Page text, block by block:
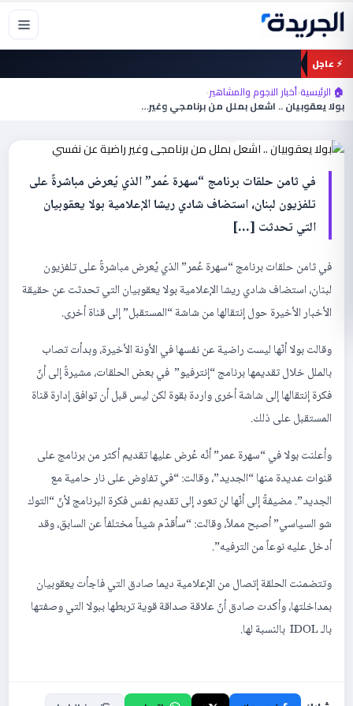
تخطي
المحتوى
⚡ عاجل
🏠 الرئيسية›أخبار النجوم والمشاهير›
بولا يعقوبيان .. اشعل بملل من برنامجي وغير…
أخبار النجوم والمشاهير
بولا يعقوبيان .. اشعل بملل من برنامجي وغير
في ثامن حلقات برنامج “سهرة عُمر” الذي يُعرض مباشرةً على
تلفزيون لبنان، استضاف شادي ريشا الإعلامية بولا يعقوبيان
التي تحدثت […]
في ثامن حلقات برنامج “سهرة عُمر” الذي يُعرض مباشرةً على تلفزيون
لبنان، استضاف شادي ريشا الإعلامية بولا يعقوبيان التي تحدثت عن حقيقة
الأخبار الأخيرة حول إنتقالها من شاشة “المستقبل” إلى قناة أخرى.
وقالت بولا أنّها ليست راضية عن نفسها في الأونة الأخيرة، وبدأت تصاب
بالملل خلال تقديمها برنامج “إنترفيو” في بعض الحلقات، مشيرةً إلى أنّ
فكرة إنتقالها إلى شاشة أخرى واردة بقوة لكن ليس قبل أن توافق إدارة قناة
المستقبل على ذلك.
وأعلنت بولا في “سهرة عمر” أنّه عُرض عليها تقديم أكثر من برنامج على
قنوات عديدة منها “الجديد”، وقالت: “في تفاوض على نار حامية مع
الجديد”. مضيفةً إلى أنّها لن تعود إلى تقديم نفس فكرة البرنامج لأنّ “التوك
شو السياسي” أصبح مملاً، وقالت: “سأقدّم شيئاً مختلفاً عن السابق، وقد
أدخل عليه نوعاً من الترفيه”.
وتتضمنت الحلقة إتصال من الإعلامية ديما صادق التي فاجأت يعقوبيان
بمداخلتها، وأكدت صادق أنّ علاقة صداقة قوية تربطها ببولا التي وصفتها
بالـ IDOL بالنسبة لها.